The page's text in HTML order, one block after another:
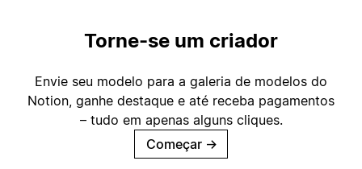
Torne-se um criador
Envie seu modelo para a galeria de modelos do
Notion, ganhe destaque e até receba pagamentos
– tudo em apenas alguns cliques.
Começar →